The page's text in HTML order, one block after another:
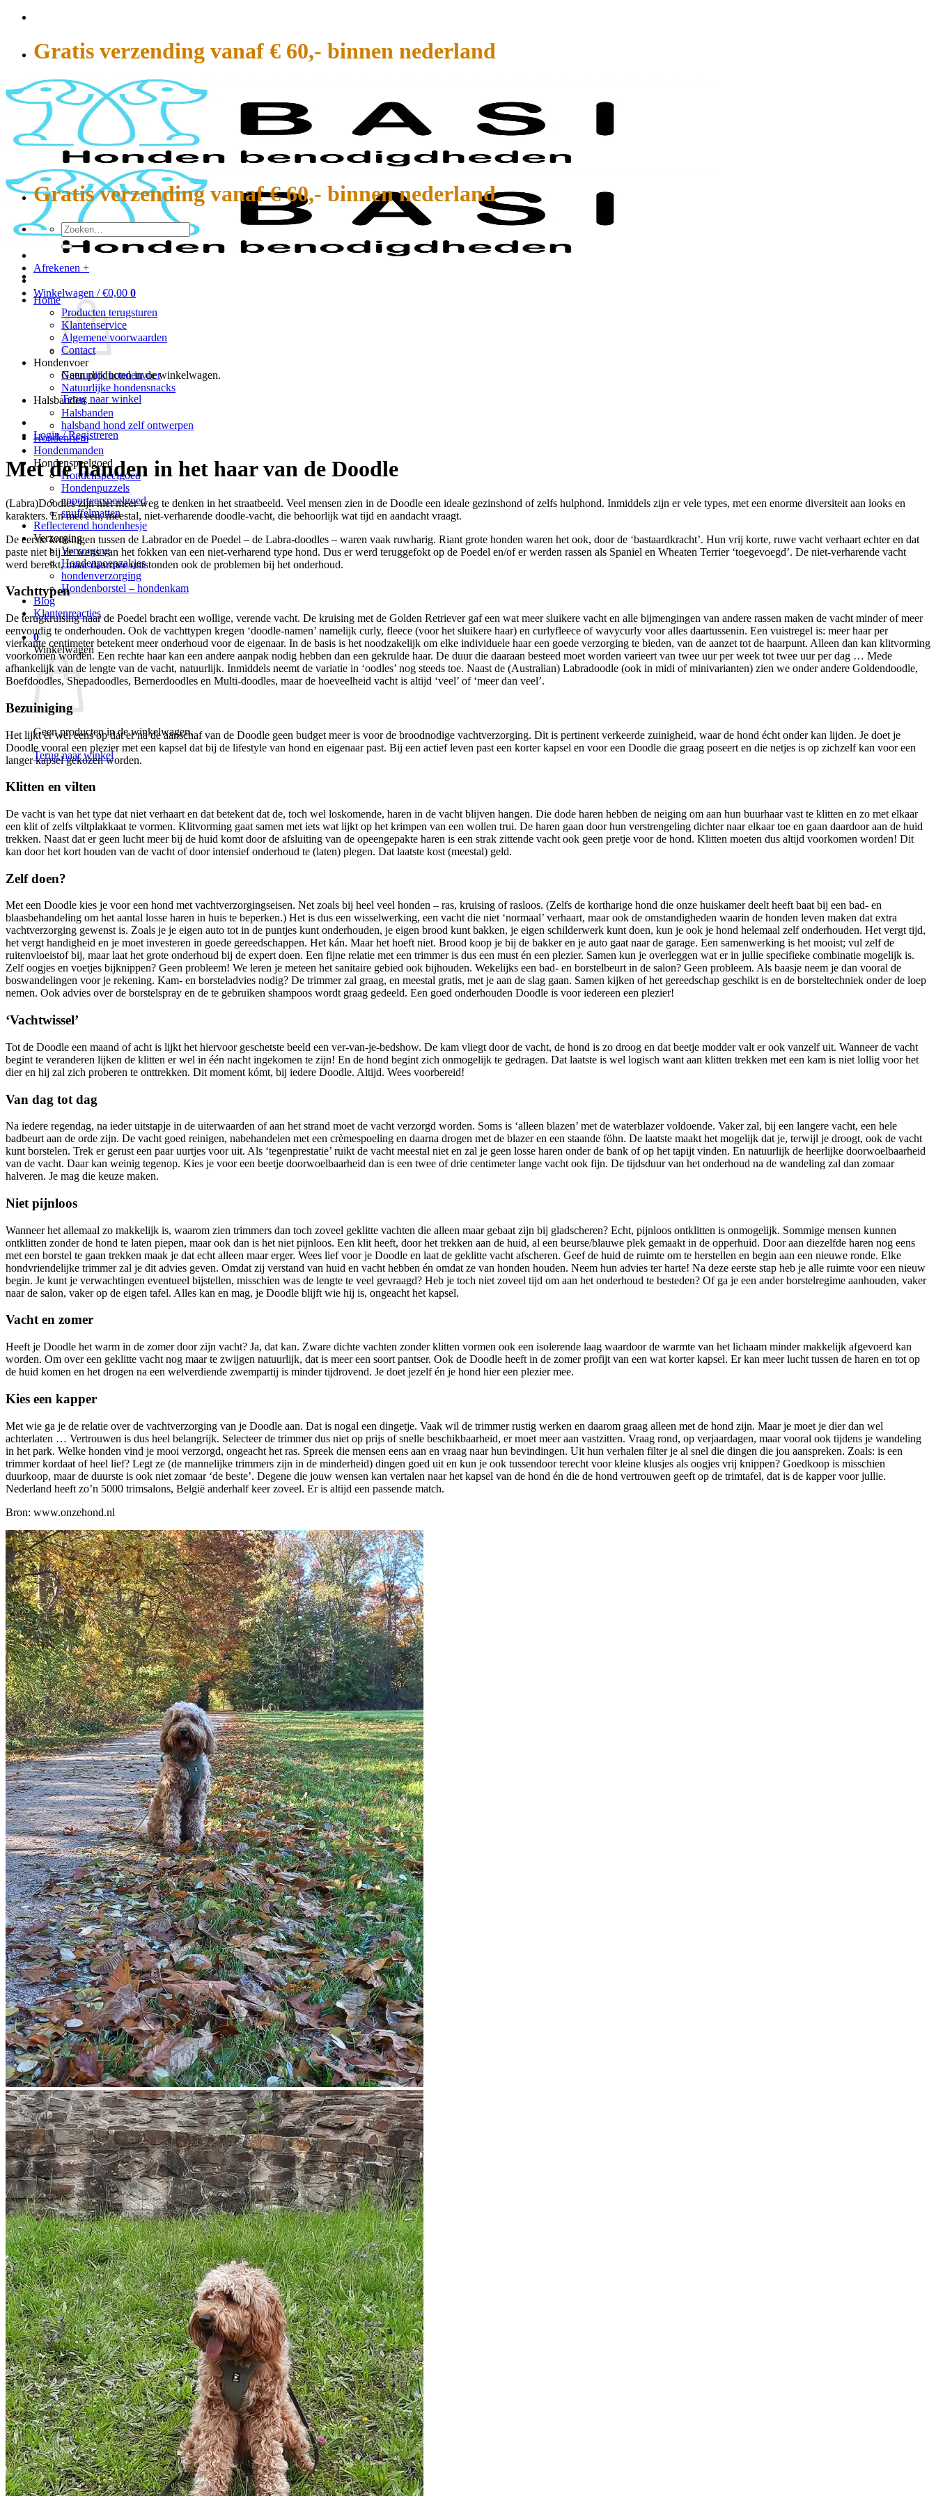
Gratis verzending vanaf € 60,- binnen nederland
Home
Producten terugsturen
Klantenservice
Algemene voorwaarden
Contact
Hondenvoer
Natuurlijk hondenvoer
Natuurlijke hondensnacks
Halsbanden
Halsbanden
halsband hond zelf ontwerpen
Hondenriem
Hondenmanden
Hondenspeelgoed
Hondenspeelgoed
Hondenpuzzels
apporteerspeelgoed
snuffelmatten
Reflecterend hondenhesje
Verzorging
Verzorging
Hondenpoepzakjes
hondenverzorging
Hondenborstel – hondenkam
Blog
Klantenreacties
0
Winkelwagen
Geen producten in de winkelwagen.
Terug naar winkel
Gratis verzending vanaf € 60,- binnen nederland
Zoeken
naar:
Afrekenen +
Winkelwagen /€0,00 0
Geen producten in de winkelwagen.
Terug naar winkel
Login / Registreren
Met de handen in het haar van de Doodle
(Labra)Doodles zijn niet meer weg te denken in het straatbeeld. Veel mensen zien in de Doodle een ideale gezinshond of zelfs hulphond. Inmiddels zijn er vele types, met een enorme diversiteit aan looks en
karakters. En met een, meestal, niet-verharende doodle-vacht, die behoorlijk wat tijd en aandacht vraagt.
De eerste kruisingen tussen de Labrador en de Poedel – de Labra-doodles – waren vaak ruwharig. Riant grote honden waren het ook, door de ‘bastaardkracht’. Hun vrij korte, ruwe vacht verhaart echter en dat
paste niet bij de wens van het fokken van een niet-verharend type hond. Dus er werd teruggefokt op de Poedel en/of er werden rassen als Spaniel en Wheaten Terrier ‘toegevoegd’. De niet-verharende vacht
werd bereikt, maar daarmee ontstonden ook de problemen bij het onderhoud.
Vachttypen
De terugkruising naar de Poedel bracht een wollige, verende vacht. De kruising met de Golden Retriever gaf een wat meer sluikere vacht en alle bijmengingen van andere rassen maken de vacht minder of meer
eenvoudig te onderhouden. Ook de vachttypen kregen ‘doodle-namen’ namelijk curly, fleece (voor het sluikere haar) en curlyfleece of wavycurly voor alles daartussenin. Een vuistregel is: meer haar per
vierkante centimeter betekent meer onderhoud voor de eigenaar. In de basis is het noodzakelijk om elke individuele haar een goede verzorging te bieden, van de aanzet tot de haarpunt. Alleen dan kan klitvorming
voorkomen worden. Een rechte haar kan een andere aanpak nodig hebben dan een gekrulde haar. De duur die daaraan besteed moet worden varieert van twee uur per week tot twee uur per dag … Mede
afhankelijk van de lengte van de vacht, natuurlijk. Inmiddels neemt de variatie in ‘oodles’ nog steeds toe. Naast de (Australian) Labradoodle (ook in midi of minivarianten) zien we onder andere Goldendoodle,
Boefdoodles, Shepadoodles, Bernerdoodles en Multi-doodles, maar de hoeveelheid vacht is altijd ‘veel’ of ‘meer dan veel’.
Bezuiniging
Het lijkt er wel eens op dat er na de aanschaf van de Doodle geen budget meer is voor de broodnodige vachtverzorging. Dit is pertinent verkeerde zuinigheid, waar de hond écht onder kan lijden. Je doet je
Doodle vooral een plezier met een kapsel dat bij de lifestyle van hond en eigenaar past. Bij een actief leven past een korter kapsel en voor een Doodle die graag poseert en die netjes is op zichzelf kan voor een
langer kapsel gekozen worden.
Klitten en vilten
De vacht is van het type dat niet verhaart en dat betekent dat de, toch wel loskomende, haren in de vacht blijven hangen. Die dode haren hebben de neiging om aan hun buurhaar vast te klitten en zo met elkaar
een klit of zelfs viltplakkaat te vormen. Klitvorming gaat samen met iets wat lijkt op het krimpen van een wollen trui. De haren gaan door hun verstrengeling dichter naar elkaar toe en gaan daardoor aan de huid
trekken. Naast dat er geen lucht meer bij de huid komt door de afsluiting van de opeengepakte haren is een strak zittende vacht ook geen pretje voor de hond. Klitten moeten dus altijd voorkomen worden! Dit
kan door het kort houden van de vacht of door intensief onderhoud te (laten) plegen. Dat laatste kost (meestal) geld.
Zelf doen?
Met een Doodle kies je voor een hond met vachtverzorgingseisen. Net zoals bij heel veel honden – ras, kruising of rasloos. (Zelfs de kortharige hond die onze huiskamer deelt heeft baat bij een bad- en
blaasbehandeling om het aantal losse haren in huis te beperken.) Het is dus een wisselwerking, een vacht die niet ‘normaal’ verhaart, maar ook de omstandigheden waarin de honden leven maken dat extra
vachtverzorging gewenst is. Zoals je je eigen auto tot in de puntjes kunt onderhouden, je eigen brood kunt bakken, je eigen schilderwerk kunt doen, kun je ook je hond helemaal zelf onderhouden. Het vergt tijd,
het vergt handigheid en je moet investeren in goede gereedschappen. Het kán. Maar het hoeft niet. Brood koop je bij de bakker en je auto gaat naar de garage. Een samenwerking is het mooist; vul zelf de
ruitenvloeistof bij, maar laat het grote onderhoud bij de expert doen. Een fijne relatie met een trimmer is dus een must én een plezier. Samen kun je overleggen wat er in jullie specifieke combinatie mogelijk is.
Zelf oogjes en voetjes bijknippen? Geen probleem! We leren je meteen het sanitaire gebied ook bijhouden. Wekelijks een bad- en borstelbeurt in de salon? Geen probleem. Als baasje neem je dan vooral de
boswandelingen voor je rekening. Kam- en borsteladvies nodig? De trimmer zal graag, en meestal gratis, met je aan de slag gaan. Samen kijken of het gereedschap geschikt is en de borsteltechniek onder de loep
nemen. Ook advies over de borstelspray en de te gebruiken shampoos wordt graag gedeeld. Een goed onderhouden Doodle is voor iedereen een plezier!
‘Vachtwissel’
Tot de Doodle een maand of acht is lijkt het hiervoor geschetste beeld een ver-van-je-bedshow. De kam vliegt door de vacht, de hond is zo droog en dat beetje modder valt er ook vanzelf uit. Wanneer de vacht
begint te veranderen lijken de klitten er wel in één nacht ingekomen te zijn! En de hond begint zich onmogelijk te gedragen. Dat laatste is wel logisch want aan klitten trekken met een kam is niet lollig voor het
dier en hij zal zich proberen te onttrekken. Dit moment kómt, bij iedere Doodle. Altijd. Wees voorbereid!
Van dag tot dag
Na iedere regendag, na ieder uitstapje in de uiterwaarden of aan het strand moet de vacht verzorgd worden. Soms is ‘alleen blazen’ met de waterblazer voldoende. Vaker zal, bij een langere vacht, een hele
badbeurt aan de orde zijn. De vacht goed reinigen, nabehandelen met een crèmespoeling en daarna drogen met de blazer en een staande föhn. De laatste maakt het mogelijk dat je, terwijl je droogt, ook de vacht
kunt borstelen. Trek er gerust een paar uurtjes voor uit. Als ‘tegenprestatie’ ruikt de vacht meestal niet en zal je geen losse haren onder de bank of op het tapijt vinden. En natuurlijk de heerlijke doorwoelbaarheid
van de vacht. Daar kan weinig tegenop. Kies je voor een beetje doorwoelbaarheid dan is een twee of drie centimeter lange vacht ook fijn. De tijdsduur van het onderhoud na de wandeling zal dan zomaar
halveren. Je mag die keuze maken.
Niet pijnloos
Wanneer het allemaal zo makkelijk is, waarom zien trimmers dan toch zoveel geklitte vachten die alleen maar gebaat zijn bij gladscheren? Echt, pijnloos ontklitten is onmogelijk. Sommige mensen kunnen
ontklitten zonder de hond te laten piepen, maar ook dan is het niet pijnloos. Een klit heeft, door het trekken aan de huid, al een beurse/blauwe plek gemaakt in de opperhuid. Door aan diezelfde haren nog eens
met een borstel te gaan trekken maak je dat echt alleen maar erger. Wees lief voor je Doodle en laat de geklitte vacht afscheren. Geef de huid de ruimte om te herstellen en begin aan een nieuwe ronde. Elke
hondvriendelijke trimmer zal je dit advies geven. Omdat zij verstand van huid en vacht hebben én omdat ze van honden houden. Neem hun advies ter harte! Na deze eerste stap heb je alle ruimte voor een nieuw
begin. Je kunt je verwachtingen eventueel bijstellen, misschien was de lengte te veel gevraagd? Heb je toch niet zoveel tijd om aan het onderhoud te besteden? Of ga je een ander borstelregime aanhouden, vaker
naar de salon, vaker op de eigen tafel. Alles kan en mag, je Doodle blijft wie hij is, ongeacht het kapsel.
Vacht en zomer
Heeft je Doodle het warm in de zomer door zijn vacht? Ja, dat kan. Zware dichte vachten zonder klitten vormen ook een isolerende laag waardoor de warmte van het lichaam minder makkelijk afgevoerd kan
worden. Om over een geklitte vacht nog maar te zwijgen natuurlijk, dat is meer een soort pantser. Ook de Doodle heeft in de zomer profijt van een wat korter kapsel. Er kan meer lucht tussen de haren en tot op
de huid komen en het drogen na een welverdiende zwempartij is minder tijdrovend. Je doet jezelf én je hond hier een plezier mee.
Kies een kapper
Met wie ga je de relatie over de vachtverzorging van je Doodle aan. Dat is nogal een dingetje. Vaak wil de trimmer rustig werken en daarom graag alleen met de hond zijn. Maar je moet je dier dan wel
achterlaten … Vertrouwen is dus heel belangrijk. Selecteer de trimmer dus niet op prijs of snelle beschikbaarheid, er moet meer aan vastzitten. Vraag rond, op verjaardagen, maar vooral ook tijdens je wandeling
in het park. Welke honden vind je mooi verzorgd, ongeacht het ras. Spreek die mensen eens aan en vraag naar hun bevindingen. Uit hun verhalen filter je al snel die dingen die jou aanspreken. Zoals: is een
trimmer kordaat of heel lief? Legt ze (de mannelijke trimmers zijn in de minderheid) dingen goed uit en kun je ook tussendoor terecht voor kleine klusjes als oogjes vrij knippen? Goedkoop is misschien
duurkoop, maar de duurste is ook niet zomaar ‘de beste’. Degene die jouw wensen kan vertalen naar het kapsel van de hond én die de hond vertrouwen geeft op de trimtafel, dat is de kapper voor jullie.
Nederland heeft zo’n 5000 trimsalons, België anderhalf keer zoveel. Er is altijd een passende match.
Bron: www.onzehond.nl